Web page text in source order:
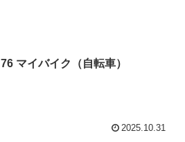
76 マイバイク（自転車）
2025.10.31